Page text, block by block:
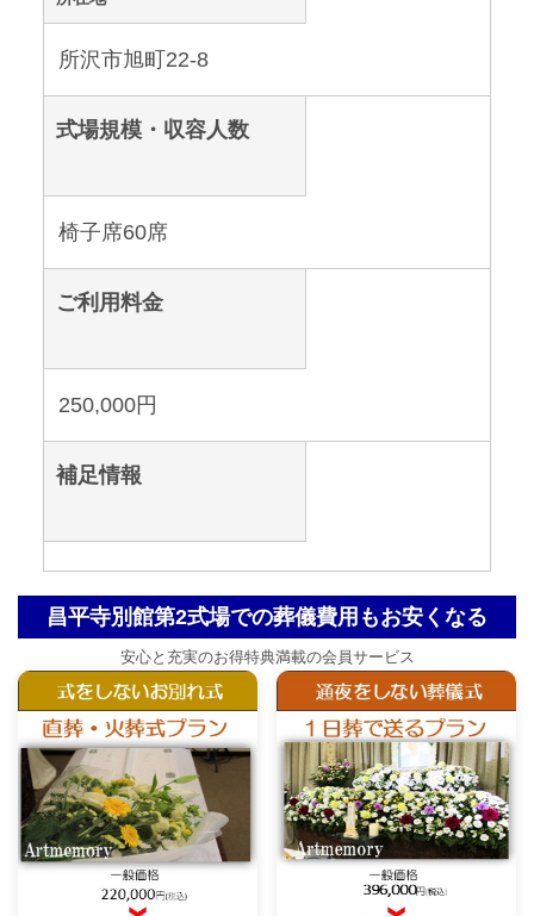
所沢市旭町22-8
式場規模・収容人数
椅子席60席
ご利用料金
250,000円
補足情報
昌平寺別館第2式場での葬儀費用もお安くなる
安心と充実のお得特典満載の会員サービス